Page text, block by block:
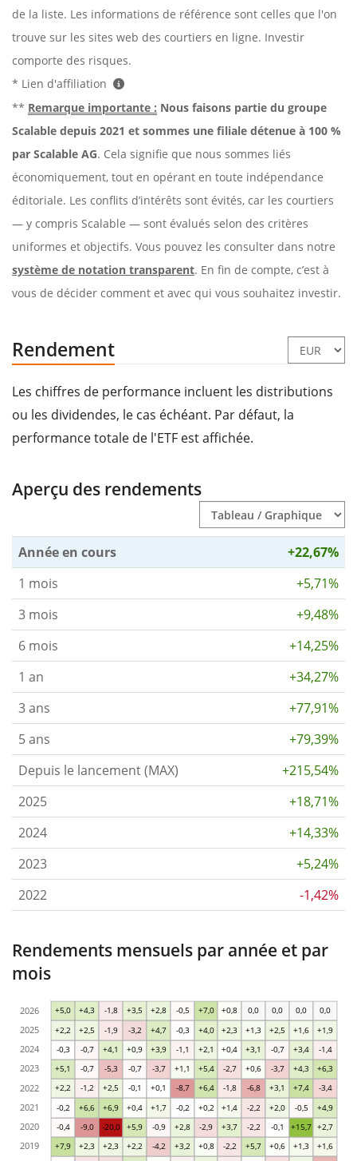
de la liste. Les informations de référence sont celles que l'on
trouve sur les sites web des courtiers en ligne. Investir
comporte des risques.
* Lien d'affiliation
** Remarque importante : Nous faisons partie du groupe
Scalable depuis 2021 et sommes une filiale détenue à 100 %
par Scalable AG. Cela signifie que nous sommes liés
économiquement, tout en opérant en toute indépendance
éditoriale. Les conflits d’intérêts sont évités, car les courtiers
— y compris Scalable — sont évalués selon des critères
uniformes et objectifs. Vous pouvez les consulter dans notre
système de notation transparent. En fin de compte, c’est à
vous de décider comment et avec qui vous souhaitez investir.
Rendement
Les chiffres de performance incluent les distributions
ou les dividendes, le cas échéant. Par défaut, la
performance totale de l'ETF est affichée.
Aperçu des rendements
Année en cours
+22,67%
1 mois
+5,71%
3 mois
+9,48%
6 mois
+14,25%
1 an
+34,27%
3 ans
+77,91%
5 ans
+79,39%
Depuis le lancement (MAX)
+215,54%
2025
+18,71%
2024
+14,33%
2023
+5,24%
2022
-1,42%
Rendements mensuels par année et par
mois
+7,9 +2,3 +2,3 +2,2 -4,2 +3,2 +0,8 -2,2 +5,7 +0,6 +1,3 +1,6
-0,4 -9,0 -20,0 +5,9 -0,9 +2,8 -2,9 +3,7 -2,2 -0,1 +15,7 +2,7
-0,2 +6,6 +6,9 +0,4 +1,7 -0,2 +0,2 +1,4 -2,2 +2,0 -0,5 +4,9
+2,2 -1,2 +2,5 -0,1 +0,1 -8,7 +6,4 -1,8 -6,8 +3,1 +7,4 -3,4
+5,1 -0,7 -5,3 -0,7 -3,7 +1,1 +5,4 -2,7 +0,6 -3,7 +4,3 +6,3
-0,3 -0,7 +4,1 +0,9 +3,9 -1,1 +2,1 +0,4 +3,1 -0,7 +3,4 -1,4
+2,2 +2,5 -1,9 -3,2 +4,7 -0,3 +4,0 +2,3 +1,3 +2,5 +1,6 +1,9
+5,0 +4,3 -1,8 +3,5 +2,8 -0,5 +7,0 +0,8 0,0 0,0 0,0 0,0
2019
2020
2021
2022
2023
2024
2025
2026